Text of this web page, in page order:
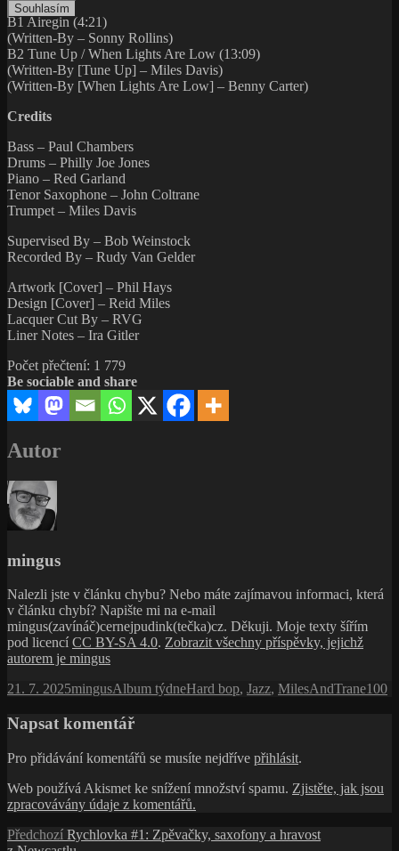
Souhlasím
B1 Airegin (4:21)
(Written-By – Sonny Rollins)
B2 Tune Up / When Lights Are Low (13:09)
(Written-By [Tune Up] – Miles Davis)
(Written-By [When Lights Are Low] – Benny Carter)
Credits
Bass – Paul Chambers
Drums – Philly Joe Jones
Piano – Red Garland
Tenor Saxophone – John Coltrane
Trumpet – Miles Davis
Supervised By – Bob Weinstock
Recorded By – Rudy Van Gelder
Artwork [Cover] – Phil Hays
Design [Cover] – Reid Miles
Lacquer Cut By – RVG
Liner Notes – Ira Gitler
Počet přečtení: 1 779
Be sociable and share
Autor
mingus
Nalezli jste v článku chybu? Nebo máte zajímavou informaci, která
v článku chybí? Napište mi na e-mail
mingus(zavínáč)cernejpudink(tečka)cz. Děkuji. Moje texty šířím
pod licencí CC BY-SA 4.0. Zobrazit všechny příspěvky, jejichž
autorem je mingus
Publikováno:
21. 7. 2025Autor:
mingusRubriky:
Album týdneŠtítky:
Hard bop, Jazz, MilesAndTrane100
Napsat komentář
Pro přidávání komentářů se musíte nejdříve přihlásit.
Web používá Akismet ke snížení množství spamu. Zjistěte, jak jsou
zpracovávány údaje z komentářů.
Navigace
Předchozí Předchozí
Rychlovka #1: Zpěvačky, saxofony a hravost